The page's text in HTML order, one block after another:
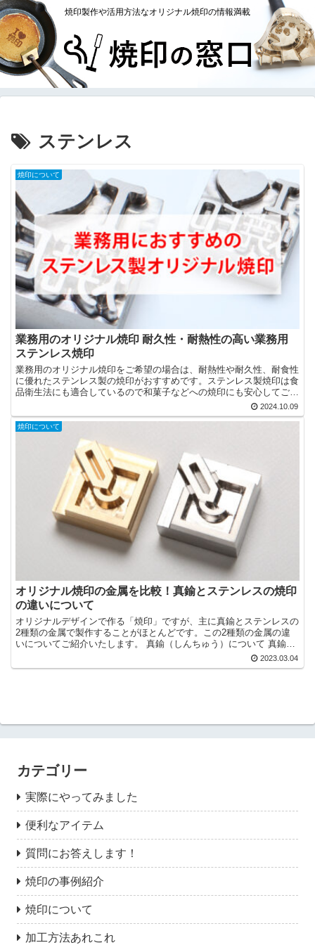
焼印製作や活用方法なオリジナル焼印の情報満載
ステンレス
焼印について
業務用のオリジナル焼印 耐久性・耐熱性の高い業務用
ステンレス焼印
業務用のオリジナル焼印をご希望の場合は、耐熱性や耐久性、耐食性
に優れたステンレス製の焼印がおすすめです。ステンレス製焼印は食
品衛生法にも適合しているので和菓子などへの焼印にも安心してご利
2024.10.09
焼印について
オリジナル焼印の金属を比較！真鍮とステンレスの焼印
の違いについて
オリジナルデザインで作る「焼印」ですが、主に真鍮とステンレスの
2種類の金属で製作することがほとんどです。この2種類の金属の違
いについてご紹介いたします。 真鍮（しんちゅう）について 真鍮は
銅と亜鉛の合金で、金色のキレイな見た目の金属になりま...2023.03.04
カテゴリー
実際にやってみました
便利なアイテム
質問にお答えします！
焼印の事例紹介
焼印について
加工方法あれこれ